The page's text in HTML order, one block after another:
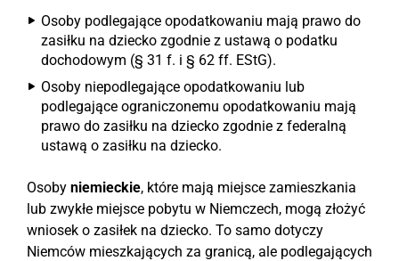
Osoby podlegające opodatkowaniu mają prawo do
zasiłku na dziecko zgodnie z ustawą o podatku
dochodowym (§ 31 f. i § 62 ff. EStG).
Osoby niepodlegające opodatkowaniu lub
podlegające ograniczonemu opodatkowaniu mają
prawo do zasiłku na dziecko zgodnie z federalną
ustawą o zasiłku na dziecko.
Osoby niemieckie, które mają miejsce zamieszkania
lub zwykłe miejsce pobytu w Niemczech, mogą złożyć
wniosek o zasiłek na dziecko. To samo dotyczy
Niemców mieszkających za granicą, ale podlegających